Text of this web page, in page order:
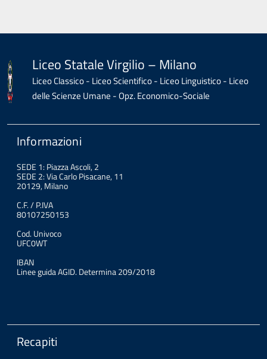
Liceo Statale Virgilio – Milano
Liceo Classico - Liceo Scientifico - Liceo Linguistico - Liceo
delle Scienze Umane - Opz. Economico-Sociale
Informazioni
SEDE 1: Piazza Ascoli, 2
SEDE 2: Via Carlo Pisacane, 11
20129, Milano
C.F. / P.IVA
80107250153
Cod. Univoco
UFC0WT
IBAN
Linee guida AGID. Determina 209/2018
Recapiti